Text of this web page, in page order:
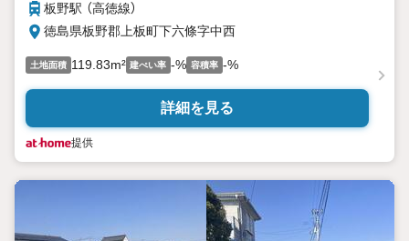
板野駅 （高徳線）
徳島県板野郡上板町下六條字中西
土地面積 119.83m² 建ぺい率 -% 容積率 -%
詳細を見る
提供